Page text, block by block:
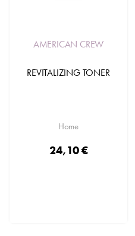
AMERICAN CREW
REVITALIZING TONER
Home
24,10 €